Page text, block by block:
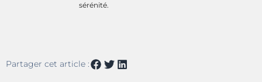
sérénité.
Partager cet article :